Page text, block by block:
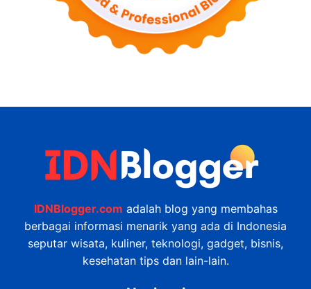
IDNBlogger.com adalah blog yang membahas
berbagai informasi menarik yang ada di Indonesia
seputar wisata, kuliner, teknologi, gadget, bisnis,
kesehatan tips dan lain-lain.